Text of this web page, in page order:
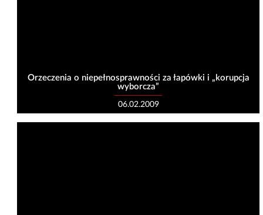
Orzeczenia o niepełnosprawności za łapówki i „korupcja
wyborcza”
06.02.2009